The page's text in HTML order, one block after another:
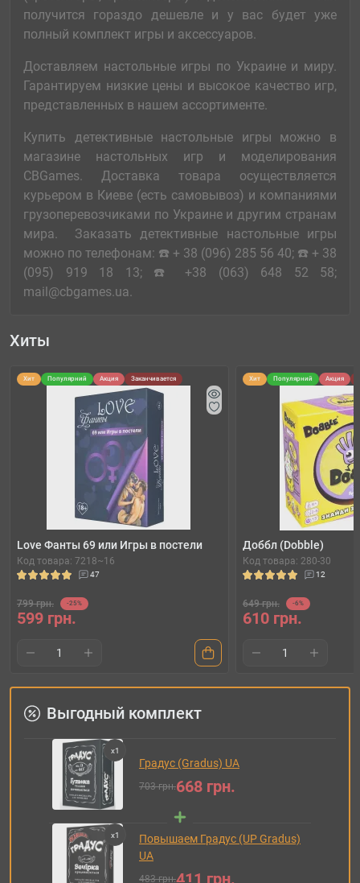
получится гораздо дешевле и у вас будет уже
полный комплект игры и аксессуаров.
Доставляем настольные игры по Украине и миру.
Гарантируем низкие цены и высокое качество игр,
представленных в нашем ассортименте.
Купить детективные настольные игры можно в
магазине настольных игр и моделирования
CBGames. Доставка товара осуществляется
курьером в Киеве (есть самовывоз) и компаниями
грузоперевозчиками по Украине и другим странам
мира. Заказать детективные настольные игры
можно по телефонам: ☎️ + 38 (096) 285 56 40; ☎️ + 38
(095) 919 18 13; ☎️ +38 (063) 648 52 58;
mail@cbgames.ua.
Хиты
Хит Популярний Акция Заканчивается
Love Фанты 69 или Игры в постели
Код товара: 7218~16
47
799 грн. -25%
599 грн.
Хит Популярний Акция
Доббл (Dobble)
Код товара: 280-30
12
649 грн. -6%
610 грн.
Выгодный комплект
x1
Градус (Gradus) UA
703 грн.668 грн.
x1
Повышаем Градус (UP Gradus)
UA
483 грн.411 грн.